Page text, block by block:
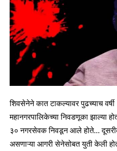
शिवसेनेने कात टाकल्यावर पुढच्याच
महानगरपालिकेच्या निवडणूका झाल्या
३० नगरसेवक निवडून आले होते…
असणाऱ्या आगरी सेनेसोबत युती केली